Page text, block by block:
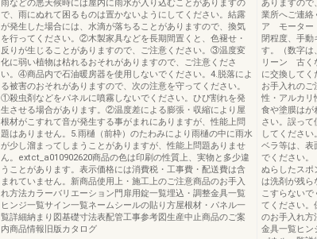
雨などの悪天候時には屋内に雨水が入り込むことがありますの
で、雨にぬれて困るものは置かないようにしてください。結露
が発生した場合には、水滴が落ちることがありますので、換気
を行ってください。②木製家具などを長期間置くと、色褪せ・
反りが生じることがありますので、ご注意ください。③温度変
化に弱い植物は枯れるおそれがありますので、ご注意くださ
い。④商品内で石油暖房器を使用しないでください。4.脱落によ
る被害のおそれがありますので、次の注意を守ってください。
①殺虫剤などをパネルに噴霧しないでください。ひび割れを発
生させる場合があります。②温度差による膨張・収縮により屋
根材がこすれて音が発生する事がまれにありますが、性能上問
題はありません。5.雨樋（前枠）のたわみにより雨樋の中に雨水
が少し溜まってしまうことがありますが、性能上問題ありませ
ん。extct_a010902620商品の色は印刷の性質上、実物と多少違
うことがあります。表示価格には消費税・工事費・配送費は含
まれていません。新商品使用上・施工上のご注意商品のお手入
れ方法カラーバリエーション門扉用錠一覧埋込・調整金具一覧
ヒンジ一覧サイン一覧ネームシールの貼り方屋根材・パネル一
覧詳細納まり図基礎寸法表配管工事参考図生産中止商品のご案
内商品情報旧版カタログ
ありますので
業所へご連
ア モーター
閉程度、手動
す。（数字は
リーン 古く
に交換して
お手入れの
性・アルカリ
食や塗膜はが
さい。誤っ
してくださ
ベラ等は、表
でください。
ぬらしたスポ
は洗剤が残ら
こすらない
てください。
のお手入れ方
金具一覧ヒン